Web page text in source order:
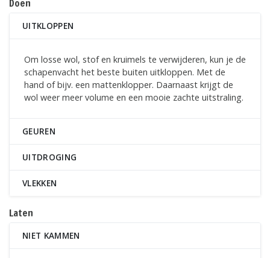
Doen
UITKLOPPEN
Om losse wol, stof en kruimels te verwijderen, kun je de
schapenvacht het beste buiten uitkloppen. Met de
hand of bijv. een mattenklopper. Daarnaast krijgt de
wol weer meer volume en een mooie zachte uitstraling.
GEUREN
UITDROGING
VLEKKEN
Laten
NIET KAMMEN